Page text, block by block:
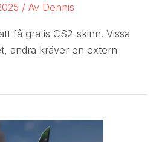
/ Av Dennis
få gratis CS2-skinn. Vissa
andra kräver en extern